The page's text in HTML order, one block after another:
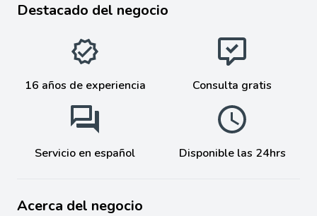
Destacado del negocio
16 años de experiencia Consulta gratis
Servicio en español Disponible las 24hrs
Acerca del negocio